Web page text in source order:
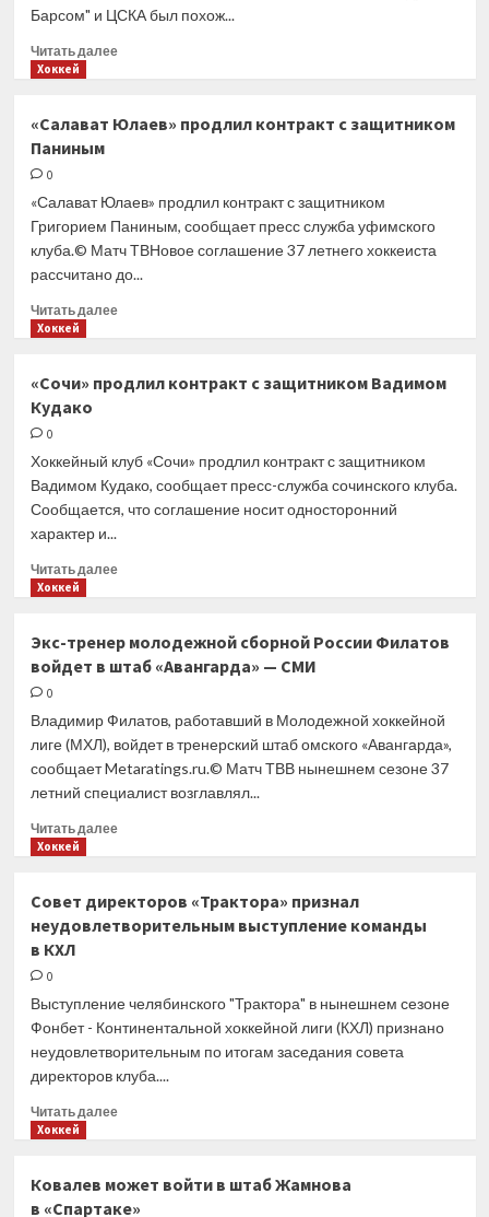
Барсом" и ЦСКА был похож...
Читать далееПрочитать
«Ак
«мясорубкой»
пятый
матч
против
в финале
Хоккей
«Салават Юлаев» продлил контракт с защитником
Паниным
0
«Салават Юлаев» продлил контракт с защитником
Григорием Паниным, сообщает пресс служба уфимского
клуба.© Матч ТВНовое соглашение 37 летнего хоккеиста
рассчитано до...
Читать далееПрочитать
Юлаев»
с защитником
Паниным
Хоккей
«Сочи» продлил контракт с защитником Вадимом
Кудако
0
Хоккейный клуб «Сочи» продлил контракт с защитником
Вадимом Кудако, сообщает пресс-служба сочинского клуба.
Сообщается, что соглашение носит односторонний
характер и...
Читать далееПрочитать
продлил
контракт
Хоккей
Экс-тренер молодежной сборной России Филатов
войдет в штаб «Авангарда» — СМИ
0
Владимир Филатов, работавший в Молодежной хоккейной
лиге (МХЛ), войдет в тренерский штаб омского «Авангарда»,
сообщает Metaratings.ru.© Матч ТВВ нынешнем сезоне 37
летний специалист возглавлял...
Читать далееПрочитать
тренер
молодежной
войдет
в штаб
«Авангарда»
— СМИ
Хоккей
Совет директоров «Трактора» признал
неудовлетворительным выступление команды
в КХЛ
0
Выступление челябинского "Трактора" в нынешнем сезоне
Фонбет - Континентальной хоккейной лиги (КХЛ) признано
неудовлетворительным по итогам заседания совета
директоров клуба....
Читать далееПрочитать
директоров
«Трактора»
Хоккей
Ковалев может войти в штаб Жамнова
в «Спартаке»